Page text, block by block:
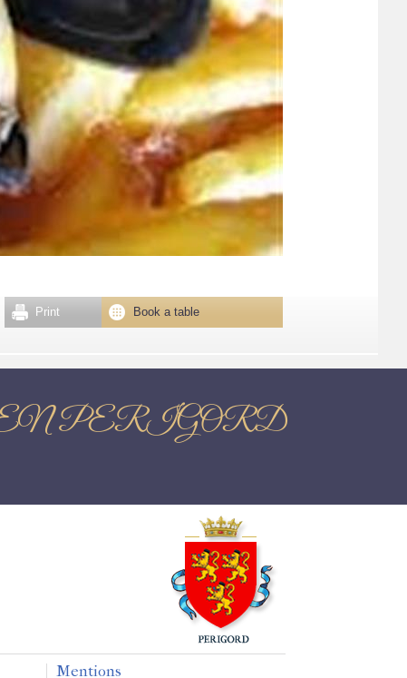
Book a table
Print
EN PERIGORD
Mentions